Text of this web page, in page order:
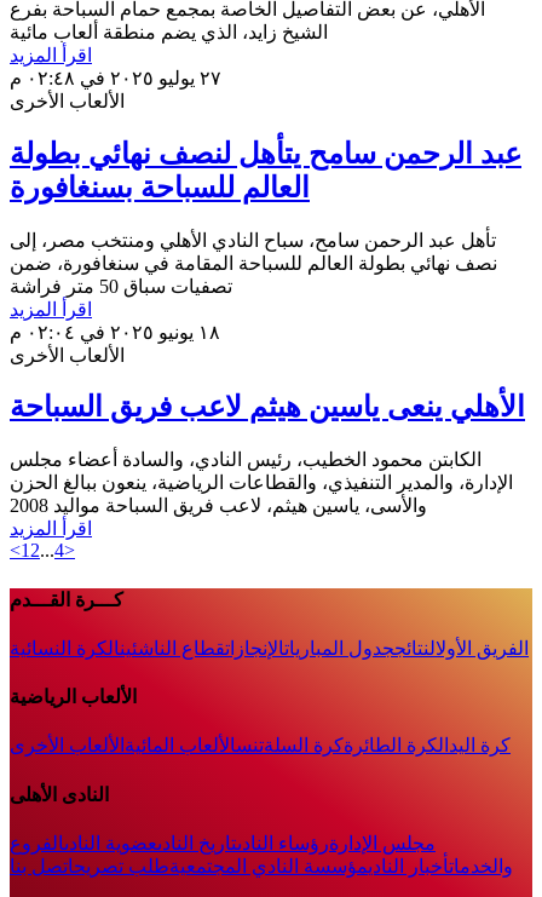
الأهلي، عن بعض التفاصيل الخاصة بمجمع حمام السباحة بفرع
الشيخ زايد، الذي يضم منطقة ألعاب مائية
اقرأ المزيد
٢٧ يوليو ٢٠٢٥ في ٠٢:٤٨ م
الألعاب الأخرى
عبد الرحمن سامح يتأهل لنصف نهائي بطولة
العالم للسباحة بسنغافورة
تأهل عبد الرحمن سامح، سباح النادي الأهلي ومنتخب مصر، إلى
نصف نهائي بطولة العالم للسباحة المقامة في سنغافورة، ضمن
تصفيات سباق 50 متر فراشة
اقرأ المزيد
١٨ يونيو ٢٠٢٥ في ٠٢:٠٤ م
الألعاب الأخرى
الأهلي ينعى ياسين هيثم لاعب فريق السباحة
الكابتن محمود الخطيب، رئيس النادي، والسادة أعضاء مجلس
الإدارة، والمدير التنفيذي، والقطاعات الرياضية، ينعون ببالغ الحزن
‏والأسى، ياسين هيثم، لاعب فريق السباحة مواليد 2008
اقرأ المزيد
<1 2...4>
كـــرة القـــدم
الفريق الأولالنتائججدول المبارياتالإنجازاتقطاع الناشئينالكرة النسائية
الألعاب الرياضية
كرة اليد الكرة الطائرةكرة السلةتنسالألعاب المائية الألعاب الأخرى
النادى الأهلى
مجلس الإدارةرؤساء النادىتاريخ النادىعضوية النادىالفروع
والخدماتأخبار الناديمؤسسة النادي المجتمعيةطلب تصريحاتصل بنا